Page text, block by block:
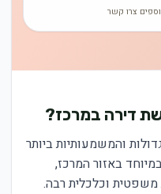
צרו קשר
דירה במרכז?
והמשמעותיות ביותר
באזור המרכז,
וכלכלית רבה.